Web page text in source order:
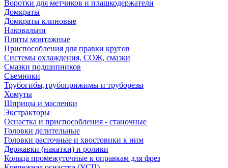
Воротки для метчиков и плашкодержатели
Домкраты
Домкраты клиновые
Наковальни
Плиты монтажные
Приспособления для правки кругов
Системы охлаждения, СОЖ, смазки
Смазки подшипников
Съемники
Трубогибы,трубоприжимы и труборезы
Хомуты
Шприцы и масленки
Экстракторы
Оснастка и приспособления - станочные
Головки делительные
Головки расточные и хвостовики к ним
Державки (накатки) и ролики
Кольца промежуточные к оправкам для фрез